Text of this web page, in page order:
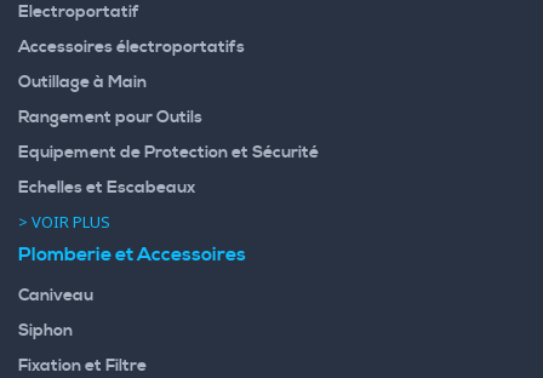
Electroportatif
Accessoires électroportatifs
Outillage à Main
Rangement pour Outils
Equipement de Protection et Sécurité
Echelles et Escabeaux
> VOIR PLUS
Plomberie et Accessoires
Caniveau
Siphon
Fixation et Filtre